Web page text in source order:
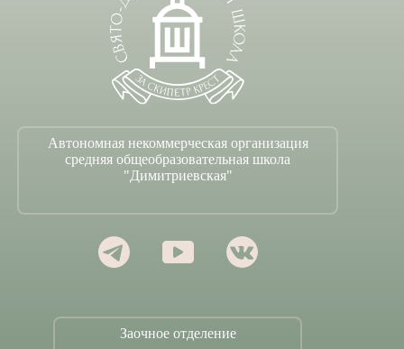
Автономная некоммерческая организация
средняя общеобразовательная школа
"Димитриевская"
Заочное отделение